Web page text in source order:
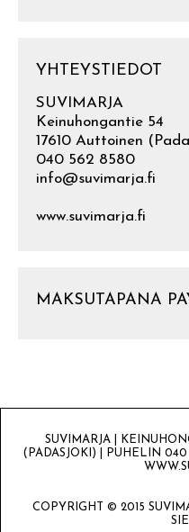
YHTEYSTIEDOT
SUVIMARJA
Keinuhongantie 54
17610 Auttoinen
040 562 8580
info@suvimarja.fi
www.suvimarja.fi
MAKSUTAPANA
SUVIMARJA |
(PADASJOKI) | PUHELIN 040
COPYRIGHT © 2015